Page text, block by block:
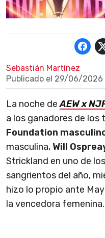
Sebastián Martínez
Publicado el 29/06/2026
La noche deAEW x
a los ganadores de los
Foundation
masculina, Will
Strickland en uno de
sangrientos del año,
hizo lo propio ante
la vencedora femenina.